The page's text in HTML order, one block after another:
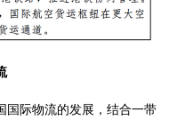
国际物流的发展，结合一带